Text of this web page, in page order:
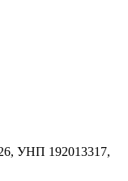
УНП 192013317,